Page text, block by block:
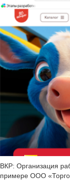
ВКР: Организация
примере ООО